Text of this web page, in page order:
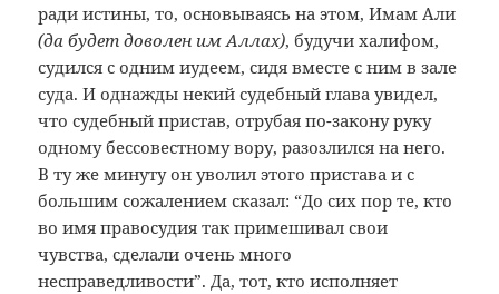
ради истины, то, основываясь на этом, Имам Али
(да будет доволен им Аллах), будучи халифом,
судился с одним иудеем, сидя вместе с ним в зале
суда. И однажды некий судебный глава увидел,
что судебный пристав, отрубая по-закону руку
одному бессовестному вору, разозлился на него.
В ту же минуту он уволил этого пристава и с
большим сожалением сказал: “До сих пор те, кто
во имя правосудия так примешивал свои
чувства, сделали очень много
несправедливости”. Да, тот, кто исполняет